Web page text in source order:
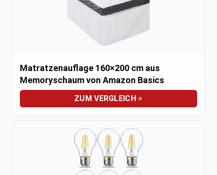
Matratzenauflage 160×200 cm aus
Memoryschaum von Amazon Basics
ZUM VERGLEICH